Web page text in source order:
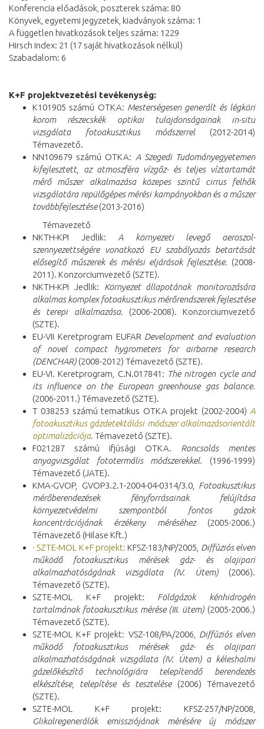
Konferencia előadások, poszterek száma: 80
Könyvek, egyetemi jegyzetek, kiadványok száma: 1
A független hivatkozások teljes száma: 1229
Hirsch index: 21 (17 saját hivatkozások nélkül)
Szabadalom: 6
K+F projektvezetési tevékenység:
K101905 számú OTKA: Mesterségesen generált és légköri
korom részecskék optikai tulajdonságainak in-situ
vizsgálata fotoakusztikus módszerrel(2012-2014)
Témavezető.
NN109679 számú OTKA: A Szegedi Tudományegyetemen
kifejlesztett, az atmoszféra vízgőz- és teljes víztartamát
mérő műszer alkalmazása közepes szintű cirrus felhők
vizsgálatára repülőgépes mérési kampányokban és a műszer
továbbfejlesztése(2013-2016)
Témavezető
NKTH-KPI Jedlik: A környezeti levegő aeroszol-
szennyezettségére vonatkozó EU szabályozás betartását
elősegítő műszerek és mérési eljárások fejlesztése. (2008-
2011). Konzorciumvezető (SZTE).
NKTH-KPI Jedlik: Környezet állapotának monitorozására
alkalmas komplex fotoakusztikus mérőrendszerek fejlesztése
és terepi alkalmazása. (2006-2008). Konzorciumvezető
(SZTE).
EU-VII Keretprogram EUFAR Development and evaluation
of novel compact hygrometers for airborne research
(DENCHAR) (2008-2012) Témavezető (SZTE).
EU-VI. Keretprogram, C.N.017841: The nitrogen cycle and
its influence on the European greenhouse gas balance.
(2006-2011.) Témavezető (SZTE).
T 038253 számú tematikus OTKA projekt (2002-2004) A
fotoakusztikus gázdetektálási módszer alkalmazásorientált
optimalizációja. Témavezető (SZTE).
F021287 számú ifjúsági OTKA. Roncsolás mentes
anyagvizsgálat fototermális módszerekkel. (1996-1999)
Témavezető (JATE).
KMA-GVOP, GVOP3.2.1-2004-04-0314/3.0, Fotoakusztikus
mérőberendezések fényforrásainak felújítása
környezetvédelmi szempontból fontos gázok
koncentrációjának érzékeny méréséhez(2005-2006.)
Témavezető (Hilase Kft.)
· SZTE-MOL K+F projekt: KFSZ-183/NP/2005, Diffúziós elven
működő fotoakusztikus mérések gáz- és olajipari
alkalmazhatóságának vizsgálata (IV. Ütem) (2006).
Témavezető (SZTE).
SZTE-MOL K+F projekt: Földgázok kénhidrogén
tartalmának fotoakusztikus mérése (III. ütem) (2005-2006.)
Témavezető (SZTE).
SZTE-MOL K+F projekt: VSZ-108/PA/2006, Diffúziós elven
működő fotoakusztikus mérések gáz- és olajipari
alkalmazhatóságának vizsgálata (IV. Ütem) a kéleshalmi
gázelőkészítő technológiára telepítendő berendezés
elkészítése, telepítése és tesztelése(2006) Témavezető
(SZTE).
SZTE-MOL K+F projekt: KFSZ-257/NP/2008,
Glikolregenerálók emissziójának mérésére új módszer